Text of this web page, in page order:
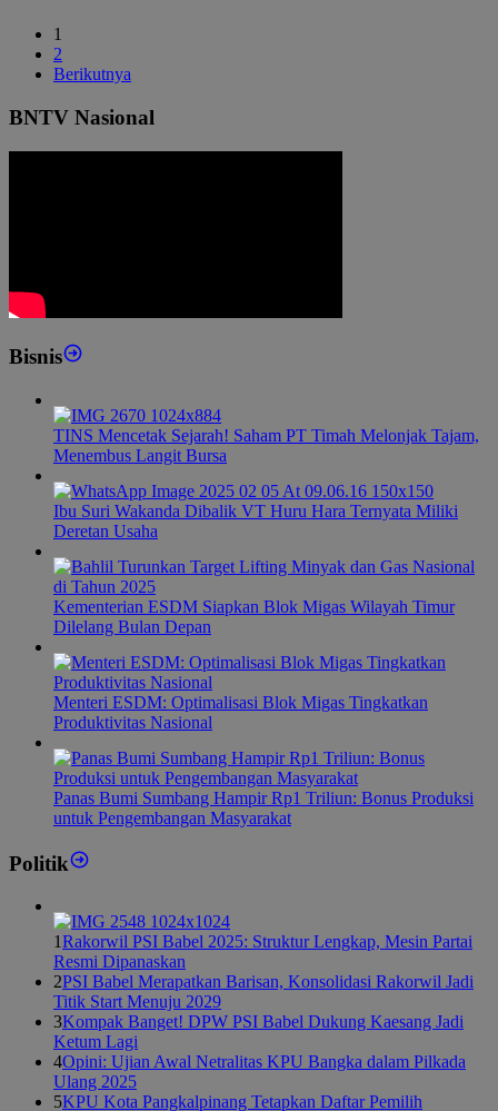
1
2
Berikutnya
BNTV Nasional
Bisnis
TINS Mencetak Sejarah! Saham PT Timah Melonjak Tajam,
Menembus Langit Bursa
Ibu Suri Wakanda Dibalik VT Huru Hara Ternyata Miliki
Deretan Usaha
Kementerian ESDM Siapkan Blok Migas Wilayah Timur
Dilelang Bulan Depan
Menteri ESDM: Optimalisasi Blok Migas Tingkatkan
Produktivitas Nasional
Panas Bumi Sumbang Hampir Rp1 Triliun: Bonus Produksi
untuk Pengembangan Masyarakat
Politik
1Rakorwil PSI Babel 2025: Struktur Lengkap, Mesin Partai
Resmi Dipanaskan
2PSI Babel Merapatkan Barisan, Konsolidasi Rakorwil Jadi
Titik Start Menuju 2029
3Kompak Banget! DPW PSI Babel Dukung Kaesang Jadi
Ketum Lagi
4Opini: Ujian Awal Netralitas KPU Bangka dalam Pilkada
Ulang 2025
5KPU Kota Pangkalpinang Tetapkan Daftar Pemilih